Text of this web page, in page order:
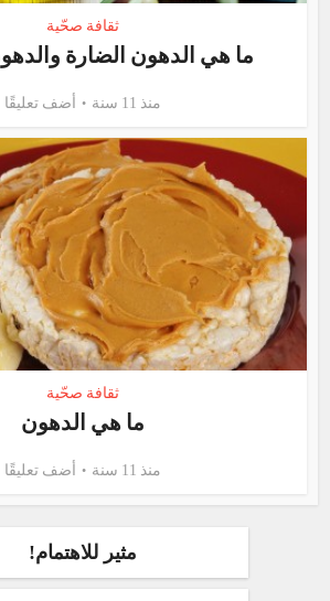
ثقافة صحّية
ما هي الدهون الضارة
منذ 11 سنة أضف تعليقًا
ثقافة صحّية
ما هي الدهون
منذ 11 سنة أضف تعليقًا
مثير للاهتمام!